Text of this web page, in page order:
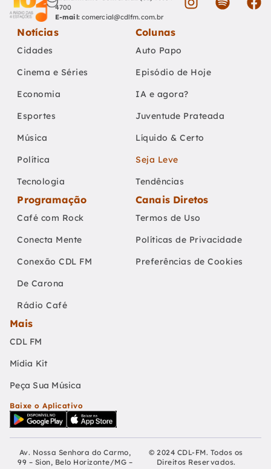
4700
E-mail: comercial@cdlfm.com.br
Notícias
Cidades
Cinema e Séries
Economia
Esportes
Música
Política
Tecnologia
Colunas
Auto Papo
Episódio de Hoje
IA e agora?
Juventude Prateada
Líquido & Certo
Seja Leve
Tendências
Programação
Café com Rock
Conecta Mente
Conexão CDL FM
De Carona
Rádio Café
Canais Diretos
Termos de Uso
Políticas de Privacidade
Preferências de Cookies
Mais
CDL FM
Mídia Kit
Peça Sua Música
Baixe o Aplicativo
Av. Nossa Senhora do Carmo,
99 – Sion, Belo Horizonte/MG –
© 2024 CDL-FM. Todos os
Direitos Reservados.